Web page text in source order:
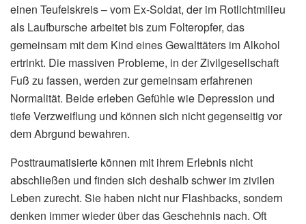
einen Teufelskreis – vom Ex-Soldat, der im Rotlichtmilieu
als Laufbursche arbeitet bis zum Folteropfer, das
gemeinsam mit dem Kind eines Gewalttäters im Alkohol
ertrinkt. Die massiven Probleme, in der Zivilgesellschaft
Fuß zu fassen, werden zur gemeinsam erfahrenen
Normalität. Beide erleben Gefühle wie Depression und
tiefe Verzweiflung und können sich nicht gegenseitig vor
dem Abrgund bewahren.
Posttraumatisierte können mit ihrem Erlebnis nicht
abschließen und finden sich deshalb schwer im zivilen
Leben zurecht. Sie haben nicht nur Flashbacks, sondern
denken immer wieder über das Geschehnis nach. Oft